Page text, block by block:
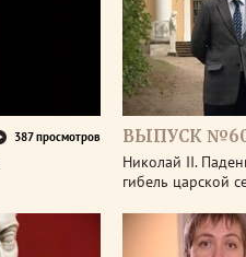
387 просмотров ВЫПУСК
Николай II.
гибель царской